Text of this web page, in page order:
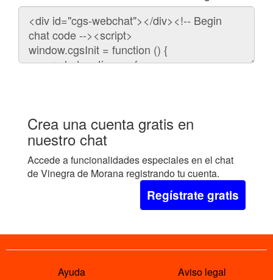
Código
para
embeber
chat
Crea una cuenta gratis en
nuestro chat
Accede a funcionalidades especiales en el chat
de Vinegra de Morana registrando tu cuenta.
Regístrate gratis
Ayuda Aviso legal